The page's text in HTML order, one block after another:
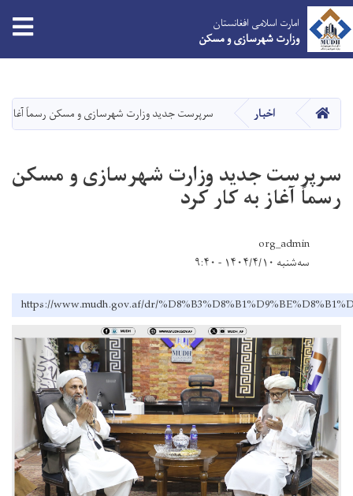
main
content
امارت اسلامی افغانستان
وزارت شهرسازی و مسکن
HOME اخبار سرپرست جدید وزارت شهرسازی و مسکن رسماً آغاز
سرپرست جدید وزارت شهرسازی و مسکن
رسماً آغاز به کار کرد
org_admin
سه‌شنبه ۱۴۰۴/۴/۱۰ - ۹:۴۰
https://www.mudh.gov.af/dr/